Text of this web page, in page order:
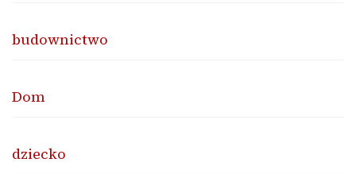
budownictwo
Dom
dziecko